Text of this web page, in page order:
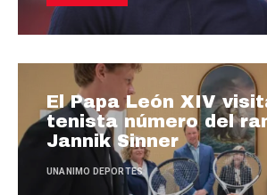
El Papa León XIV
tenista número del
Jannik Sinner
UNANIMO DEPORTES